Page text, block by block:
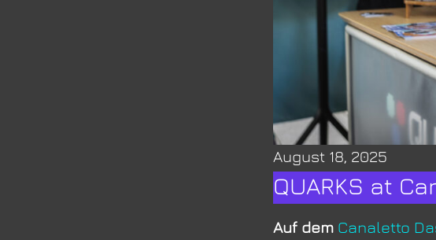
August 18, 2025
QUARKS at
Auf dem Canaletto